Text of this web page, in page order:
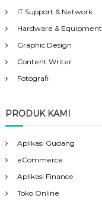
IT Support & Network
Hardware & Equipment
Graphic Design
Content Writer
Fotografi
PRODUK KAMI
Aplikasi Gudang
eCommerce
Aplikasi Finance
Toko Online